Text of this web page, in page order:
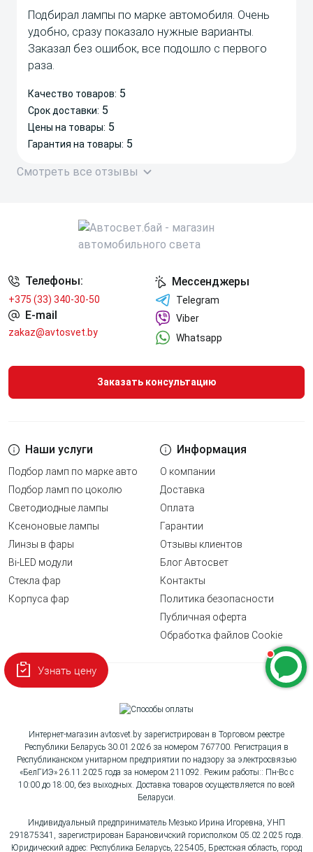
Подбирал лампы по марке автомобиля. Очень
удобно, сразу показало нужные варианты.
Заказал без ошибок, все подошло с первого
раза.
Качество товаров: 5
Срок доставки: 5
Цены на товары: 5
Гарантия на товары: 5
Смотреть все отзывы
Телефоны:
+375 (33) 340-30-50
E-mail
zakaz@avtosvet.by
Мессенджеры
Telegram
Viber
Whatsapp
Заказать консультацию
Наши услуги
Подбор ламп по марке авто
Подбор ламп по цоколю
Светодиодные лампы
Ксеноновые лампы
Линзы в фары
Bi-LED модули
Стекла фар
Корпуса фар
Информация
О компании
Доставка
Оплата
Гарантии
Отзывы клиентов
Блог Автосвет
Контакты
Политика безопасности
Публичная оферта
Обработка файлов Cookie
Интернет-магазин avtosvet.by зарегистрирован в Торговом реестре
Республики Беларусь 30.01.2026 за номером 767700. Регистрация в
Республиканском унитарном предприятии по надзору за электросвязью
«БелГИЭ» 26.11.2025 года за номером 211092. Режим работы:: Пн-Вс с
10:00 до 18:00, без выходных. Доставка товаров осуществляется по всей
Беларуси.
Индивидуальный предприниматель Мезько Ирина Игоревна, УНП
291875341, зарегистрирован Барановичский горисполком 05.02.2025 года.
Юридический адрес: Республика Беларусь, 225405, Брестская область, город
Узнать цену